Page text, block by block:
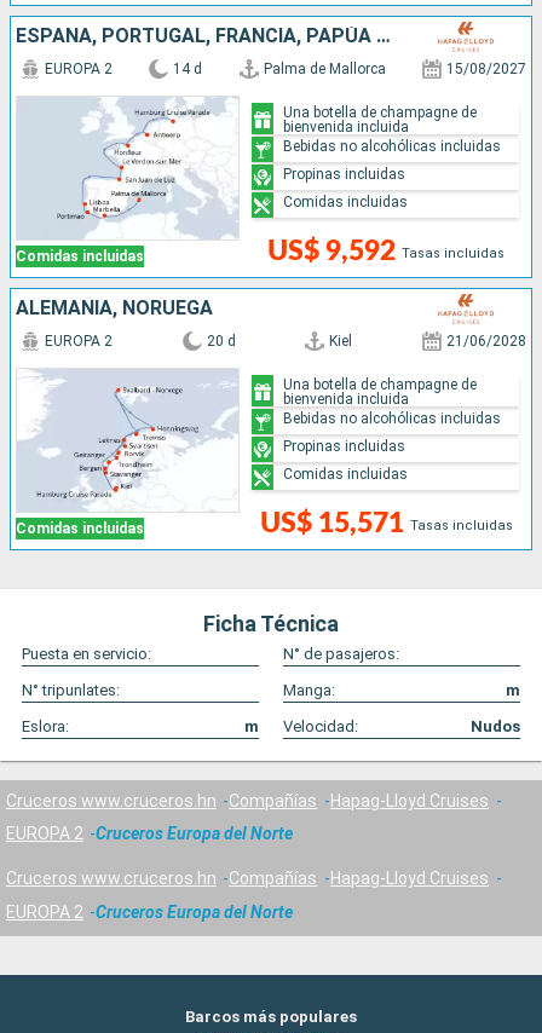
ESPAÑA, PORTUGAL, FRANCIA, PAPÚA NUEVA GUINEA, BÉLGICA, ALEMANIA
Comidas incluidas
EUROPA 2 14 d Palma de Mallorca 15/08/2027
US$ 9,592 Tasas incluidas
Una botella de champagne de
bienvenida incluida
Bebidas no alcohólicas incluidas
Propinas incluidas
Comidas incluidas
ALEMANIA, NORUEGA
Comidas incluidas
EUROPA 2 20 d Kiel 21/06/2028
US$ 15,571 Tasas incluidas
Una botella de champagne de
bienvenida incluida
Bebidas no alcohólicas incluidas
Propinas incluidas
Comidas incluidas
Ficha Técnica
Puesta en servicio:
N° de pasajeros:
N° tripunlates:
Manga:
m
Eslora:
m Velocidad: Nudos
Cruceros www.cruceros.hn Compañías
Hapag-Lloyd Cruises
EUROPA 2
Cruceros Europa del Norte
Cruceros www.cruceros.hn Compañías
Hapag-Lloyd Cruises
EUROPA 2
Cruceros Europa del Norte
Barcos más populares